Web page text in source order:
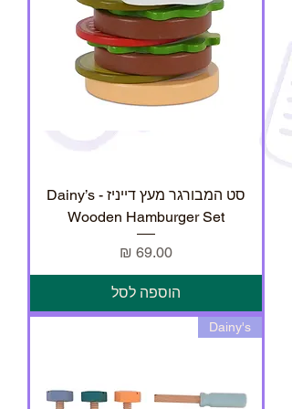
סט המבורגר מעץ דייניז - Dainy’s
Wooden Hamburger Set
מחיר
הוספה לסל
Dainy's